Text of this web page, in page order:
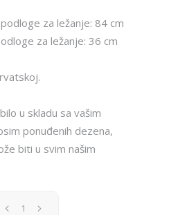
za ležanje: 84 cm
za ležanje: 36 cm
u skladu sa vašim
ponuđenih dezena,
biti u svim našim